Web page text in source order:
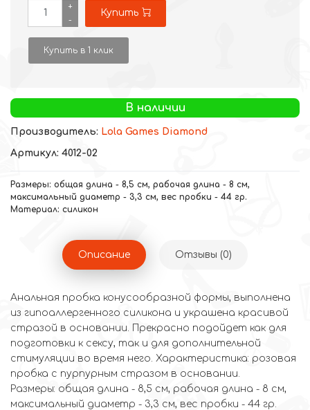
+
-
Купить
Купить в 1 клик
В наличии
Производитель: Lola Games Diamond
Артикул: 4012-02
Размеры: общая длина - 8,5 см, рабочая длина - 8 см,
максимальный диаметр - 3,3 см, вес пробки - 44 гр.
Материал: силикон
Описание Отзывы (0)
Анальная пробка конусообразной формы, выполнена
из гипоаллергенного силикона и украшена красивой
стразой в основании. Прекрасно подойдет как для
подготовки к сексу, так и для дополнительной
стимуляции во время него. Характеристика: розовая
пробка с пурпурным стразом в основании.
Размеры: общая длина - 8,5 см, рабочая длина - 8 см,
максимальный диаметр - 3,3 см, вес пробки - 44 гр.